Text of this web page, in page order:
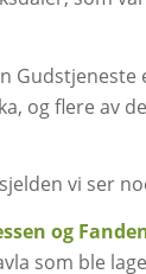
og flere av
vi ser
og
som ble